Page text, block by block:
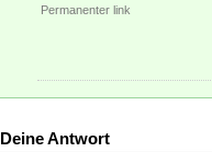
Permanenter link
Deine Antwort